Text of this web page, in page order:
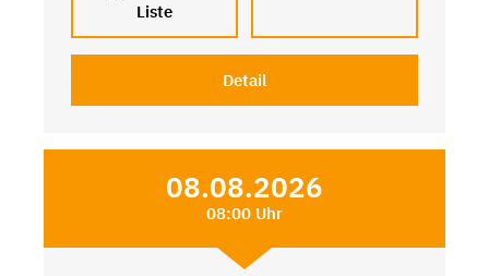
Liste
Detail
08.08.2026
08:00 Uhr